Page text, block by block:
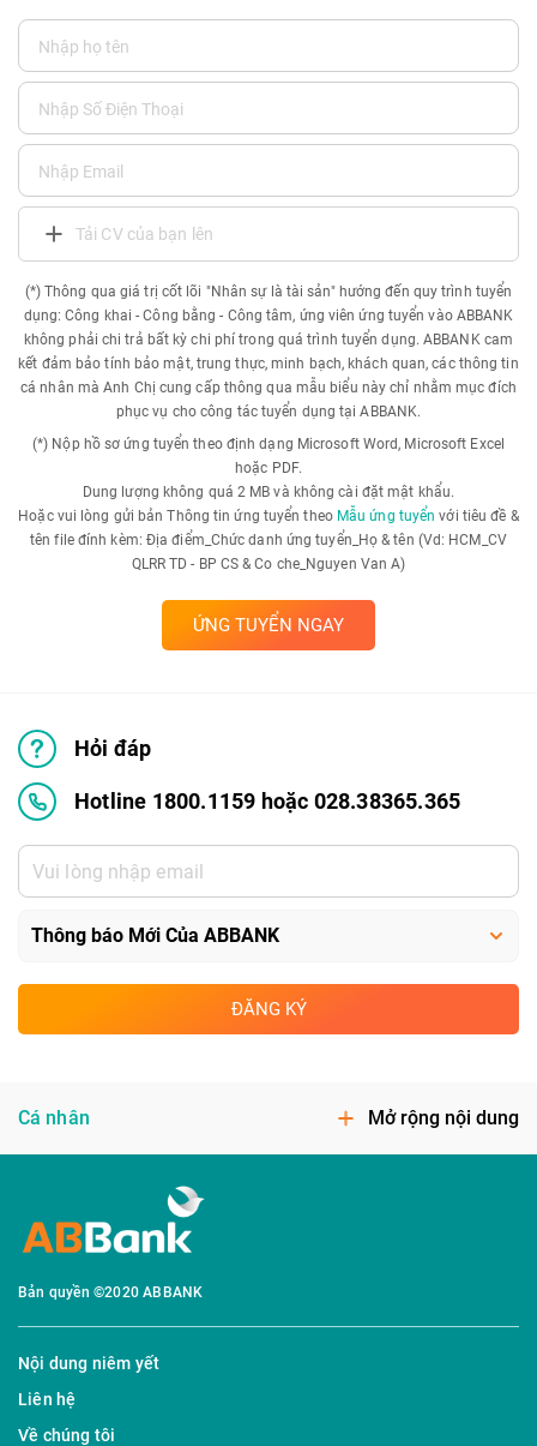
Tải CV của bạn lên
(*) Thông qua giá trị cốt lõi "Nhân sự là tài sản" hướng đến quy trình tuyển
dụng: Công khai - Công bằng - Công tâm, ứng viên ứng tuyển vào ABBANK
không phải chi trả bất kỳ chi phí trong quá trình tuyển dụng. ABBANK cam
kết đảm bảo tính bảo mật, trung thực, minh bạch, khách quan, các thông tin
cá nhân mà Anh Chị cung cấp thông qua mẫu biểu này chỉ nhằm mục đích
phục vụ cho công tác tuyển dụng tại ABBANK.
(*) Nộp hồ sơ ứng tuyển theo định dạng Microsoft Word, Microsoft Excel
hoặc PDF.
Dung lượng không quá 2 MB và không cài đặt mật khẩu.
Hoặc vui lòng gửi bản Thông tin ứng tuyển theo Mẫu ứng tuyển với tiêu đề &
tên file đính kèm: Địa điểm_Chức danh ứng tuyển_Họ & tên (Vd: HCM_CV
QLRR TD - BP CS & Co che_Nguyen Van A)
ỨNG TUYỂN NGAY
Hỏi đáp
Hotline 1800.1159 hoặc 028.38365.365
ĐĂNG KÝ
Cá nhân Mở rộng nội dung
Bản quyền ©2020 ABBANK
Nội dung niêm yết
Liên hệ
Về chúng tôi